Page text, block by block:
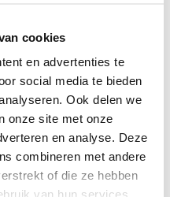
cookies
en advertenties te
social media te bieden
Ook delen we
onze site met onze
en analyse. Deze
combineren met andere
of die ze hebben
van hun services.
: bij vrouwen na
een laag
van medicijnen
bij mannen met